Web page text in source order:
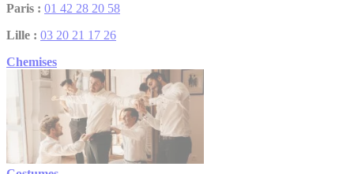
Paris : 01 42 28 20 58
Lille : 03 20 21 17 26
Chemises